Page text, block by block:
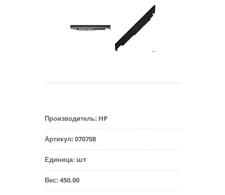
Производитель: HP
Артикул: 070708
Единица: шт
Вес: 450.00